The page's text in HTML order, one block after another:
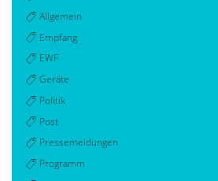
Allgemein
Empfang
EWF
Geräte
Politik
Post
Pressemeldungen
Programm